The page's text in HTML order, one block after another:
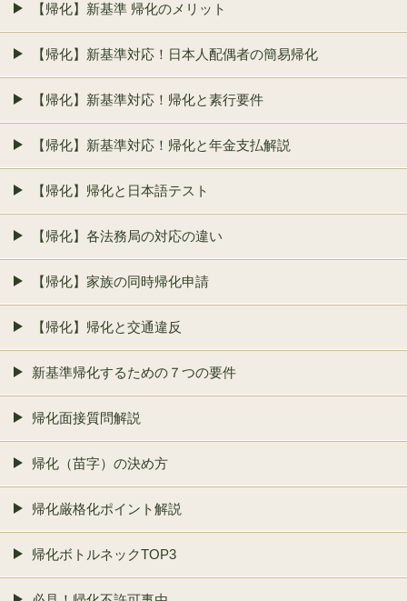
【帰化】新基準 帰化のメリット
【帰化】新基準対応！日本人配偶者の簡易帰化
【帰化】新基準対応！帰化と素行要件
【帰化】新基準対応！帰化と年金支払解説
【帰化】帰化と日本語テスト
【帰化】各法務局の対応の違い
【帰化】家族の同時帰化申請
【帰化】帰化と交通違反
新基準帰化するための７つの要件
帰化面接質問解説
帰化（苗字）の決め方
帰化厳格化ポイント解説
帰化ボトルネックTOP3